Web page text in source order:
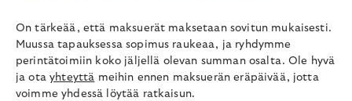
On tärkeää, että maksuerät maksetaan sovitun mukaisesti.
Muussa tapauksessa sopimus raukeaa, ja ryhdymme
perintätoimiin koko jäljellä olevan summan osalta. Ole hyvä
ja otayhteyttä meihin ennen maksuerän eräpäivää, jotta
voimme yhdessä löytää ratkaisun.